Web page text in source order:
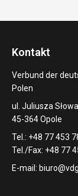
Kontakt
Verbund der
Polen
ul. Juliusza
45-364 Opole
Tel.: +48 77 453
Tel./Fax: +48 77
E-mail: